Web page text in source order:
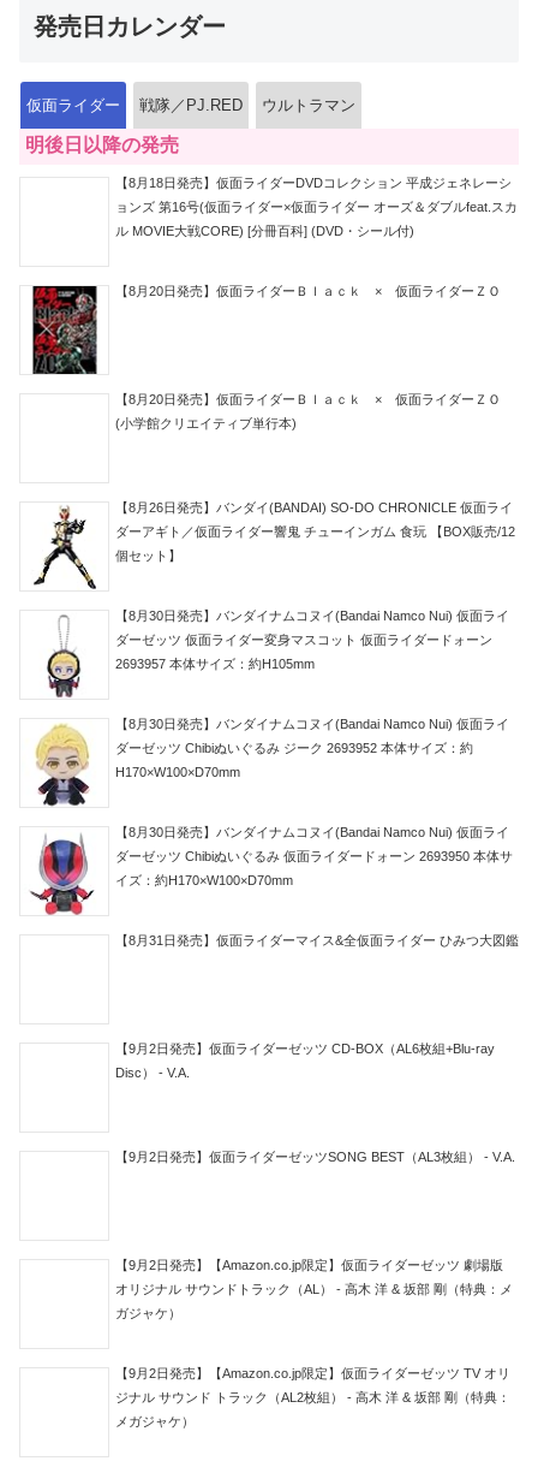
発売日カレンダー
仮面ライダー 戦隊／PJ.RED ウルトラマン
明後日以降の発売
【8月18日発売】仮面ライダーDVDコレクション 平成ジェネレーシ
ョンズ 第16号(仮面ライダー×仮面ライダー オーズ＆ダブルfeat.スカ
ル MOVIE大戦CORE) [分冊百科] (DVD・シール付)
【8月20日発売】仮面ライダーＢｌａｃｋ × 仮面ライダーＺＯ
【8月20日発売】仮面ライダーＢｌａｃｋ × 仮面ライダーＺＯ
(小学館クリエイティブ単行本)
【8月26日発売】バンダイ(BANDAI) SO-DO CHRONICLE 仮面ライ
ダーアギト／仮面ライダー響鬼 チューインガム 食玩 【BOX販売/12
個セット】
【8月30日発売】バンダイナムコヌイ(Bandai Namco Nui) 仮面ライ
ダーゼッツ 仮面ライダー変身マスコット 仮面ライダードォーン
2693957 本体サイズ：約H105mm
【8月30日発売】バンダイナムコヌイ(Bandai Namco Nui) 仮面ライ
ダーゼッツ Chibiぬいぐるみ ジーク 2693952 本体サイズ：約
H170×W100×D70mm
【8月30日発売】バンダイナムコヌイ(Bandai Namco Nui) 仮面ライ
ダーゼッツ Chibiぬいぐるみ 仮面ライダードォーン 2693950 本体サ
イズ：約H170×W100×D70mm
【8月31日発売】仮面ライダーマイス&全仮面ライダー ひみつ大図鑑
【9月2日発売】仮面ライダーゼッツ CD-BOX（AL6枚組+Blu-ray
Disc） - V.A.
【9月2日発売】仮面ライダーゼッツSONG BEST（AL3枚組） - V.A.
【9月2日発売】【Amazon.co.jp限定】仮面ライダーゼッツ 劇場版
オリジナル サウンドトラック（AL） - 高木 洋 & 坂部 剛（特典：メ
ガジャケ）
【9月2日発売】【Amazon.co.jp限定】仮面ライダーゼッツ TV オリ
ジナル サウンド トラック（AL2枚組） - 高木 洋 & 坂部 剛（特典：
メガジャケ）